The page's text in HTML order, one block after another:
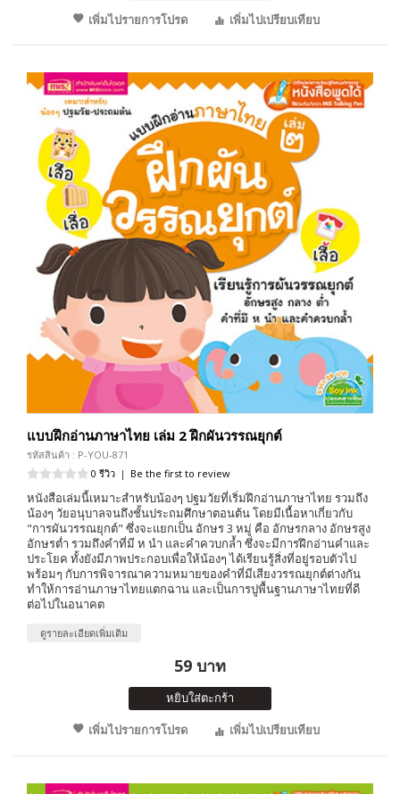
เพิ่มไปรายการโปรด
เพิ่มไปเปรียบเทียบ
แบบฝึกอ่านภาษาไทย เล่ม 2 ฝึกผันวรรณยุกต์
รหัสสินค้า : P-YOU-871
0 รีวิว | Be the first to review
หนังสือเล่มนี้เหมาะสำหรับน้องๆ ปฐมวัยที่เริ่มฝึกอ่านภาษาไทย รวมถึง
น้องๆ วัยอนุบาลจนถึงชั้นประถมศึกษาตอนต้น โดยมีเนื้อหาเกี่ยวกับ
"การผันวรรณยุกต์" ซึ่งจะแยกเป็น อักษร 3 หมู่ คือ อักษรกลาง อักษรสูง
อักษรต่ำ รวมถึงคำที่มี ห นำ และคำควบกล้ำ ซึ่งจะมีการฝึกอ่านคำและ
ประโยค ทั้งยังมีภาพประกอบเพื่อให้น้องๆ ได้เรียนรู้สิ่งที่อยู่รอบตัวไป
พร้อมๆ กับการพิจารณาความหมายของคำที่มีเสียงวรรณยุกต์ต่างกัน
ทำให้การอ่านภาษาไทยแตกฉาน และเป็นการปูพื้นฐานภาษาไทยที่ดี
ต่อไปในอนาคต
ดูรายละเอียดเพิ่มเติม
59 บาท
หยิบใส่ตะกร้า
เพิ่มไปรายการโปรด
เพิ่มไปเปรียบเทียบ